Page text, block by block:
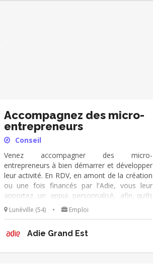
Accompagnez des micro-
entrepreneurs
Conseil
Venez accompagner des micro-
entrepreneurs à bien démarrer et développer
leur activité. En RDV, en amont de la création
ou une fois financés par l'Adie, vous leur
apportez un appui personnalisé, afin qu’ils
deviennent autonomes dans leur métier de
chef d’entreprise. Vous échangez
active et dans la durée. Vous utilisez le kit
Lunéville (54) • Emploi
Adie Grand Est